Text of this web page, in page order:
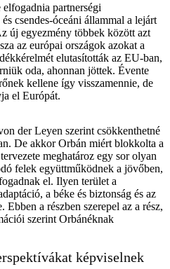
partnerségi
csendes-óceáni állammal a lejárt
új egyezmény többek között azt
az európai országok azokat a
elutasították az EU-ban,
oda, ahonnan jöttek. Évente
kellene így visszamennie, de
el Európát.
der Leyen szerint csökkenthetné
De akkor Orbán miért blokkolta a
meghatároz egy sor olyan
felek együttműködnek a jövőben,
el. Ilyen terület a
a béke és biztonság és az
a részben szerepel az a rész,
szerint Orbánéknak
képviselnek